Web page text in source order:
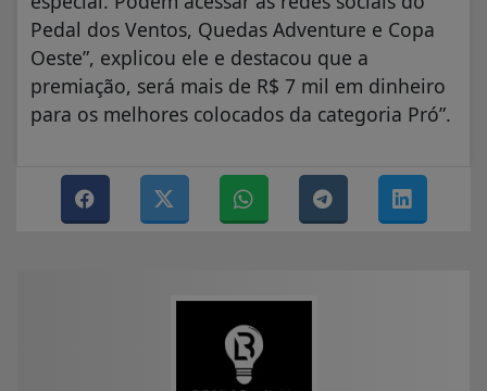
Pedal dos Ventos, Quedas Adventure e Copa
Oeste”, explicou ele e destacou que a
premiação, será mais de R$ 7 mil em dinheiro
para os melhores colocados da categoria Pró”.